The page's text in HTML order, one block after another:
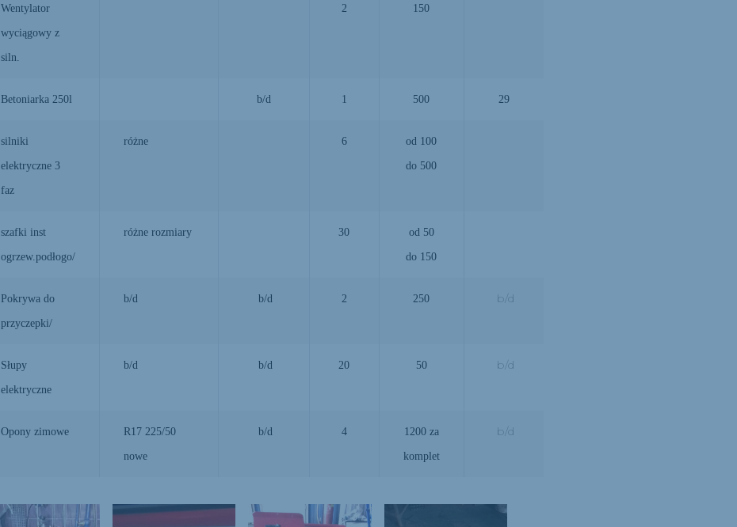
Wentylator
wyciągowy z
siln.
2 150
Betoniarka 250l b/d 1 500 29
silniki
elektryczne 3
faz
różne 6 od 100
do 500
szafki inst
ogrzew.podłogo/
różne rozmiary 30 od 50
do 150
Pokrywa do
przyczepki/
b/d b/d 2 250 b/d
Słupy
elektryczne
b/d b/d 20 50 b/d
Opony zimowe R17 225/50
nowe
b/d 4 1200 za
komplet
b/d